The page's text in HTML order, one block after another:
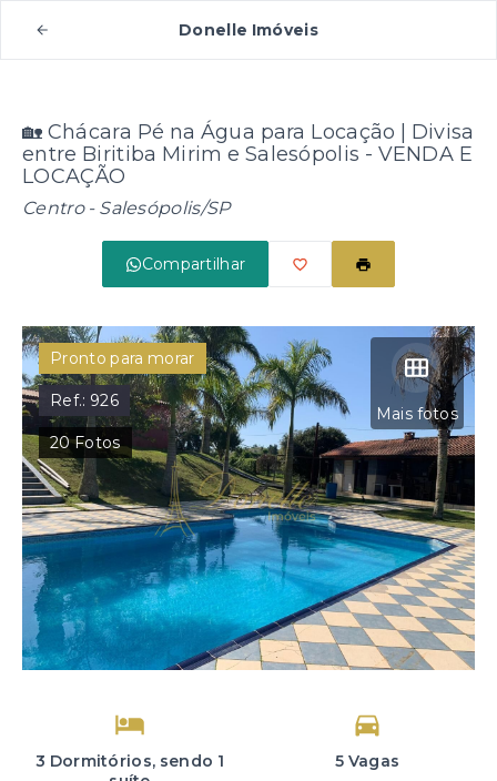
Donelle Imóveis
🏡 Chácara Pé na Água para Locação | Divisa
entre Biritiba Mirim e Salesópolis - VENDA E
LOCAÇÃO
Centro - Salesópolis/SP
Compartilhar
Mais fotos
Pronto para morar
Ref.: 926
20Fotos
3 Dormitórios, sendo 1
5 Vagas